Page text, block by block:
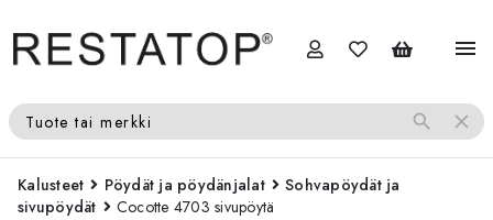
menu
Tuote tai merkki search close
Kalusteet Pöydät ja pöydänjalat
Sohvapöydät ja
sivupöydät
Cocotte 4703 sivupöytä